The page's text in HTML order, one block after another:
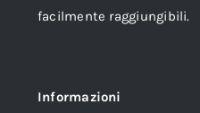
facilmente raggiungibili.
Informazioni